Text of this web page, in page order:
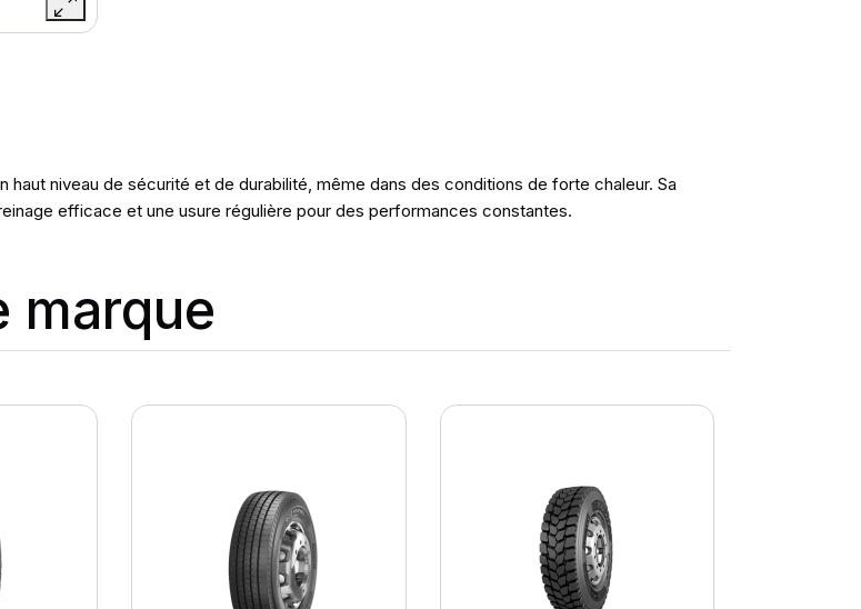
haut niveau de sécurité et de durabilité, même dans des conditions de forte chaleur. Sa
efficace et une usure régulière pour des performances constantes.
marque